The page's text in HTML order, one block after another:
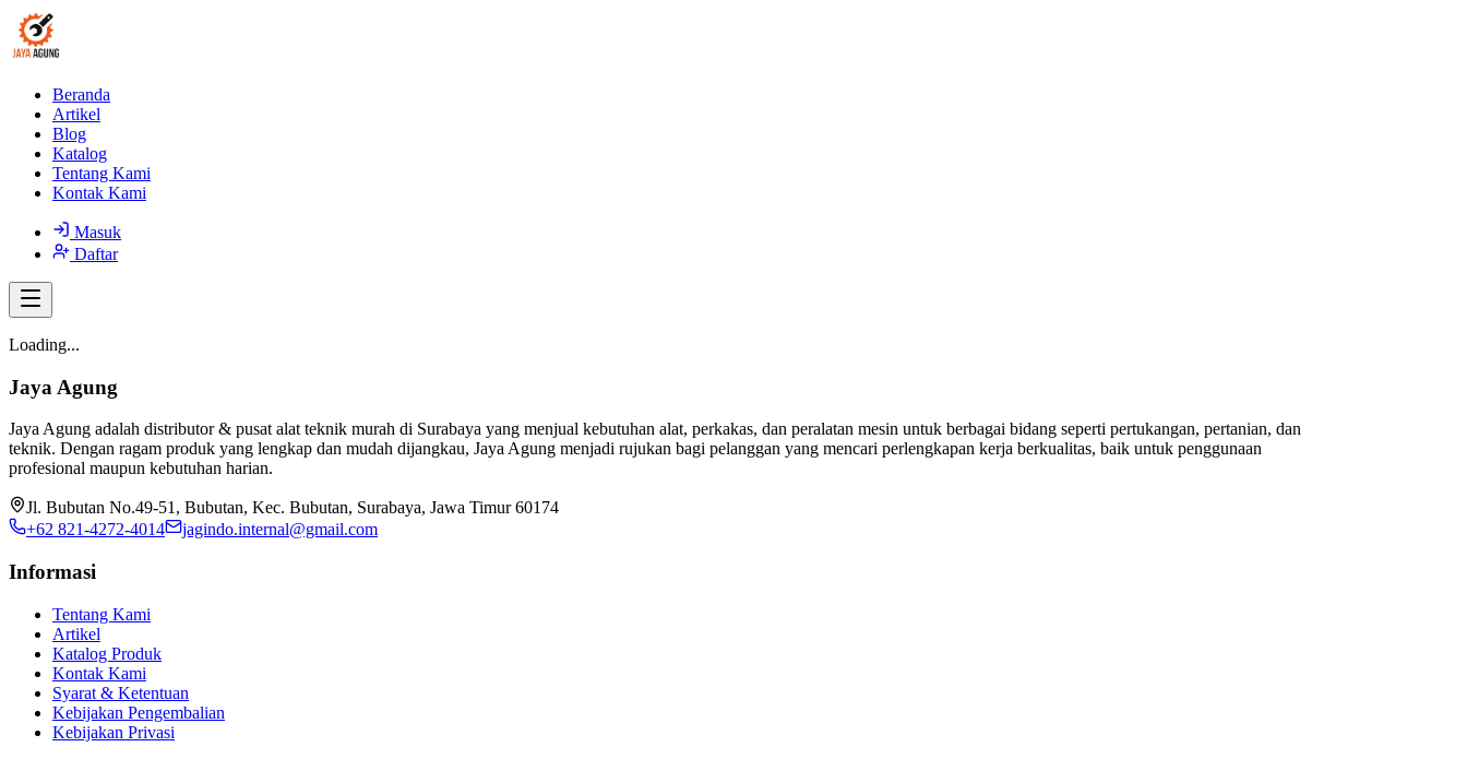
Beranda
Artikel
Blog
Katalog
Tentang Kami
Kontak Kami
Masuk
Daftar
Loading...
Jaya Agung
Jaya Agung adalah distributor & pusat alat teknik murah di Surabaya yang menjual kebutuhan alat, perkakas, dan peralatan mesin untuk berbagai bidang seperti pertukangan, pertanian, dan
teknik. Dengan ragam produk yang lengkap dan mudah dijangkau, Jaya Agung menjadi rujukan bagi pelanggan yang mencari perlengkapan kerja berkualitas, baik untuk penggunaan
profesional maupun kebutuhan harian.
Jl. Bubutan No.49-51, Bubutan, Kec. Bubutan, Surabaya, Jawa Timur 60174
+62 821-4272-4014
jagindo.internal@gmail.com
Informasi
Tentang Kami
Artikel
Katalog Produk
Kontak Kami
Syarat & Ketentuan
Kebijakan Pengembalian
Kebijakan Privasi